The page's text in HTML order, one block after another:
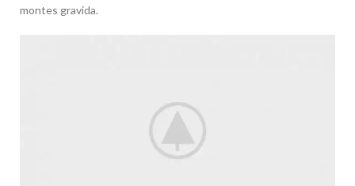
montes gravida.